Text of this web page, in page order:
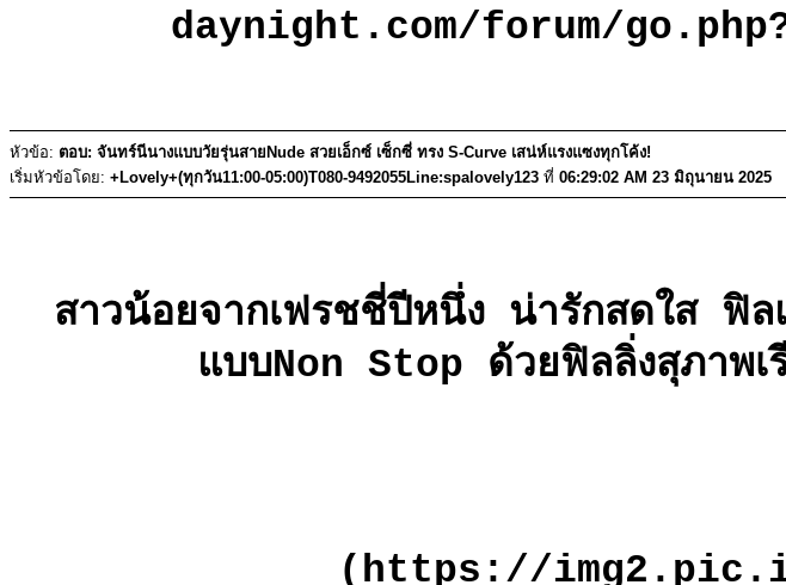
daynight.com/forum/
หัวข้อ: ตอบ: จันทร์นีนางแบบวัยรุ่นสายNude สวยเอ็กซ์ เซ็กซี่ ทรง S-Curve เสน่ห์แรงแซงทุกโค้ง!
เริ่มหัวข้อโดย: +Lovely+(ทุกวัน11:00-05:00)T080-9492055Line:spalovely123 ที่ 06:29:02 AM 23 มิถุนายน 2025
สาวน้อยจากเฟรชชี่ปีหนึ่ง น่ารักสดใส ฟิ
แบบNon Stop ด้วยฟิลลิ่งสุภาพ
(https://